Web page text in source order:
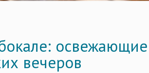
вечеров